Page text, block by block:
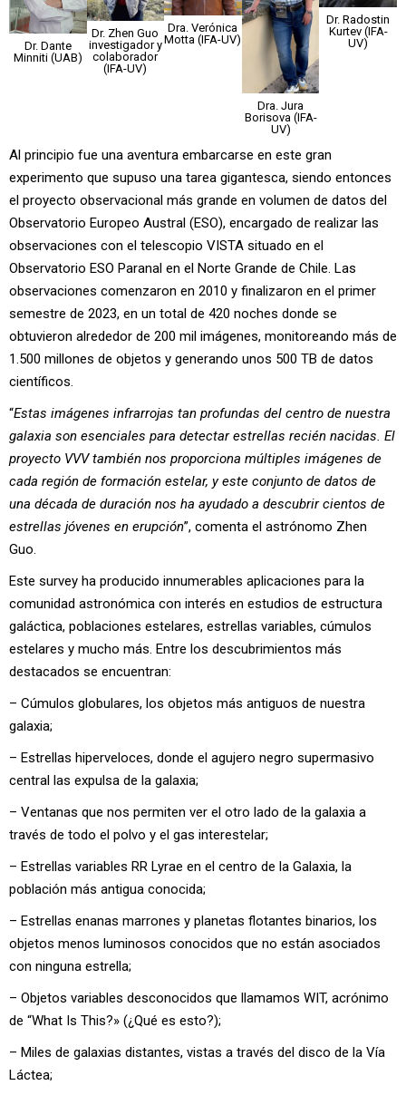
Dr. Dante
Minniti (UAB)
Dr. Zhen Guo
investigador y
colaborador
(IFA-UV)
Dra. Verónica
Motta (IFA-UV)
Dra. Jura
Borisova (IFA-
UV)
Dr. Radostin
Kurtev (IFA-
UV)
Al principio fue una aventura embarcarse en este gran
experimento que supuso una tarea gigantesca, siendo entonces
el proyecto observacional más grande en volumen de datos del
Observatorio Europeo Austral (ESO), encargado de realizar las
observaciones con el telescopio VISTA situado en el
Observatorio ESO Paranal en el Norte Grande de Chile. Las
observaciones comenzaron en 2010 y finalizaron en el primer
semestre de 2023, en un total de 420 noches donde se
obtuvieron alrededor de 200 mil imágenes, monitoreando más de
1.500 millones de objetos y generando unos 500 TB de datos
científicos.
“Estas imágenes infrarrojas tan profundas del centro de nuestra
galaxia son esenciales para detectar estrellas recién nacidas. El
proyecto VVV también nos proporciona múltiples imágenes de
cada región de formación estelar, y este conjunto de datos de
una década de duración nos ha ayudado a descubrir cientos de
estrellas jóvenes en erupción”, comenta el astrónomo Zhen
Guo.
Este survey ha producido innumerables aplicaciones para la
comunidad astronómica con interés en estudios de estructura
galáctica, poblaciones estelares, estrellas variables, cúmulos
estelares y mucho más. Entre los descubrimientos más
destacados se encuentran:
– Cúmulos globulares, los objetos más antiguos de nuestra
galaxia;
– Estrellas hiperveloces, donde el agujero negro supermasivo
central las expulsa de la galaxia;
– Ventanas que nos permiten ver el otro lado de la galaxia a
través de todo el polvo y el gas interestelar;
– Estrellas variables RR Lyrae en el centro de la Galaxia, la
población más antigua conocida;
– Estrellas enanas marrones y planetas flotantes binarios, los
objetos menos luminosos conocidos que no están asociados
con ninguna estrella;
– Objetos variables desconocidos que llamamos WIT, acrónimo
de “What Is This?» (¿Qué es esto?);
– Miles de galaxias distantes, vistas a través del disco de la Vía
Láctea;